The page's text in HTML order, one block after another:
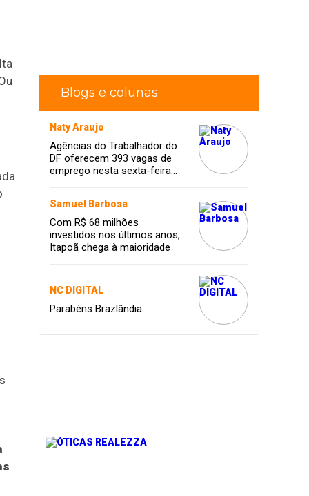
Blogs e colunas
Naty Araujo
Agências do Trabalhador do
DF oferecem 393 vagas de
emprego nesta sexta-feira
Samuel Barbosa
Com R$ 68 milhões
investidos nos últimos anos,
Itapoã chega à maioridade
NC DIGITAL
Parabéns Brazlândia